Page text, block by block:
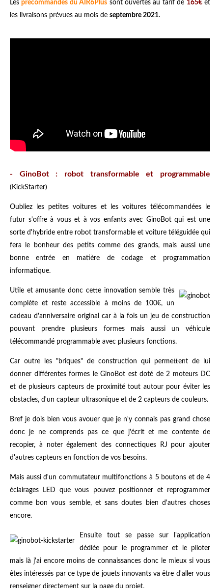
Lesprécommandes du AIR6Plus sont ouvertes au tarif de 165€et
les livraisons prévues au mois de septembre 2021.
- GinoBot : robot transformable et programmable
(KickStarter)
Oubliez les petites voitures et les voitures télécommandées le
futur s'offre à vous et à vos enfants avec GinoBot qui est une
sorte d'hybride entre robot transformable et voiture téléguidée qui
fera le bonheur des petits comme des grands, mais aussi une
bonne entrée en matière de codage et programmation
informatique.
Utile et amusante donc cette innovation semble très
complète et reste accessible à moins de 100€, un
cadeau d'anniversaire original car à la fois un jeu de construction
pouvant prendre plusieurs formes mais aussi un véhicule
télécommandé programmable avec plusieurs fonctions.
Car outre les "briques" de construction qui permettent de lui
donner différentes formes le GinoBot est doté de 2 moteurs DC
et de plusieurs capteurs de proximité tout autour pour éviter les
obstacles, d'un capteur ultrasonique et de 2 capteurs de couleurs.
Bref je dois bien vous avouer que je n'y connais pas grand chose
donc je ne comprends pas ce que j'écrit et me contente de
recopier, à noter également des connectiques RJ pour ajouter
d'autres capteurs en fonction de vos besoins.
Mais aussi d'un commutateur multifonctions à 5 boutons et de 4
éclairages LED que vous pouvez positionner et reprogrammer
comme bon vous semble, et sans doutes bien d'autres choses
encore.
Ensuite tout se passe sur l'application
dédiée pour le programmer et le piloter
mais là j'ai encore moins de connaissances donc le mieux si vous
êtes intéressés par ce type de jouets innovants va être d'aller vous